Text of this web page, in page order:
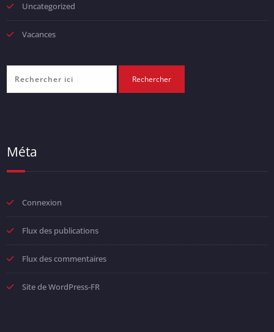
Uncategorized
Vacances
Méta
Connexion
Flux des publications
Flux des commentaires
Site de WordPress-FR